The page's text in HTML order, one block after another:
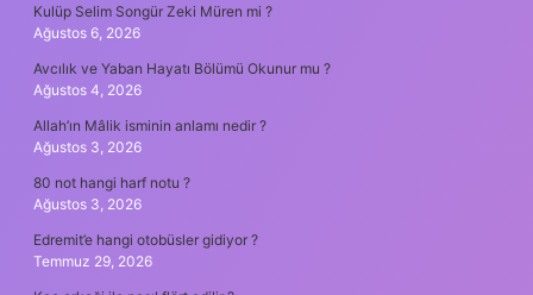
Kulüp Selim Songür Zeki Müren mi ?
Ağustos 6, 2026
Avcılık ve Yaban Hayatı Bölümü Okunur mu ?
Ağustos 4, 2026
Allah’ın Mâlik isminin anlamı nedir ?
Ağustos 3, 2026
80 not hangi harf notu ?
Ağustos 3, 2026
Edremit’e hangi otobüsler gidiyor ?
Temmuz 29, 2026